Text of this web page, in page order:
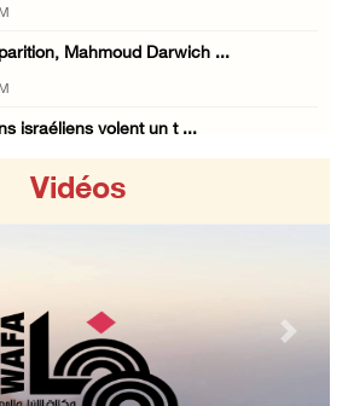
Mahmoud Darwich ...
israéliens volent un t ...
une mosquée dans la bou ...
Vidéos
Next